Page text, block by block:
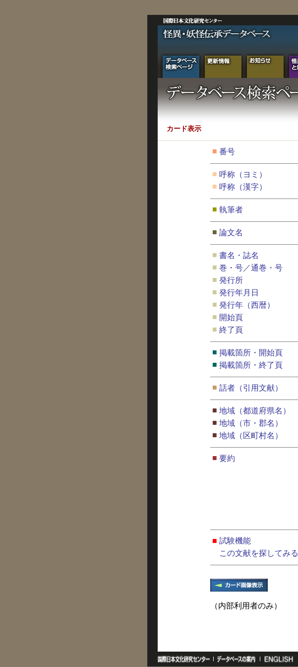
カード表示
■ 番号
■ 呼称（ヨミ）
■ 呼称（漢字）
■ 執筆者
■ 論文名
■ 書名・誌名
■ 巻・号／通巻・号
■ 発行所
■ 発行年月日
■ 発行年（西暦）
■ 開始頁
■ 終了頁
■ 掲載箇所・開始頁
■ 掲載箇所・終了頁
■ 話者（引用文献）
■ 地域（都道府県名）
■ 地域（市・郡名）
■ 地域（区町村名）
■ 要約
■ 試験機能
この文献を探してみる
（内部利用者のみ）